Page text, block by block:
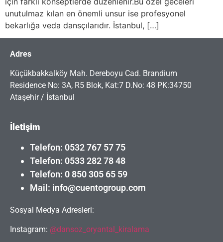
unutulmaz kılan en önemli unsur ise profesyonel
bekarlığa veda dansçılarıdır. İstanbul, […]
Adres
Küçükbakkalköy Mah. Dereboyu Cad. Brandium
Residence No: 3A, R5 Blok, Kat:7 D.No: 48 PK:34750
Ataşehir / İstanbul
İletişim
Telefon: 0532 767 57 75
Telefon: 0533 282 78 48
Telefon: 0 850 305 65 59
Mail: info@cuentogroup.com
Sosyal Medya Adresleri:
Instagram: @dansoz_oryantal_kiralama